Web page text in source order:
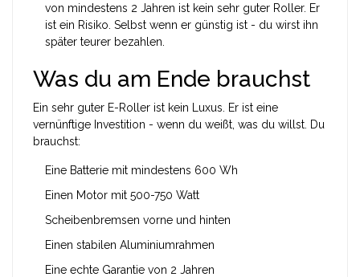
von mindestens 2 Jahren ist kein sehr guter Roller. Er
ist ein Risiko. Selbst wenn er günstig ist - du wirst ihn
später teurer bezahlen.
Was du am Ende brauchst
Ein sehr guter E-Roller ist kein Luxus. Er ist eine
vernünftige Investition - wenn du weißt, was du willst. Du
brauchst:
Eine Batterie mit mindestens 600 Wh
Einen Motor mit 500-750 Watt
Scheibenbremsen vorne und hinten
Einen stabilen Aluminiumrahmen
Eine echte Garantie von 2 Jahren